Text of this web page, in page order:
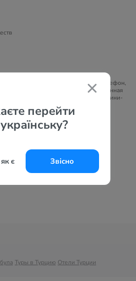
перейти
є Звісно
номерах отеля Marmaray есть телефон,
каналами, а также собственная ванная
сейф и хорошо укомплектованный мини-
Фатих, 34130 Стамбул, Турция
Туры в Турцию Отели Турции